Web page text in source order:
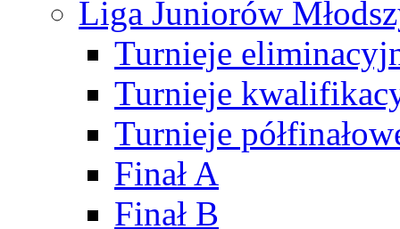
Liga Juniorów
Turnieje
Turnieje
Turnieje
Finał A
Finał B